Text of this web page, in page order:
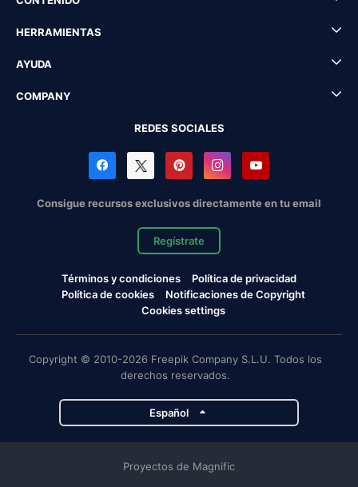
HERRAMIENTAS
AYUDA
COMPANY
REDES SOCIALES
Consigue recursos exclusivos directamente en tu email
Regístrate
Términos y condiciones
Política de privacidad
Política de cookies
Notificaciones de Copyright
Cookies settings
Copyright © 2010-2026 Freepik Company S.L.U. Todos los
derechos reservados.
Español
Proyectos de Magnific